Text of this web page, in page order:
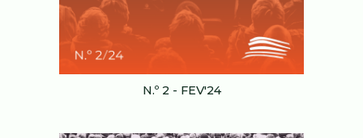
N.º 2- FEV'24